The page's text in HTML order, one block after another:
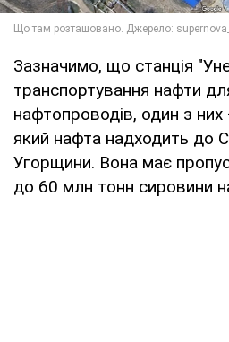
Зазначимо, що станція
транспортування нафти
нафтопроводів, один з
який нафта надходить до
Угорщини. Вона має
до 60 млн тонн сировини